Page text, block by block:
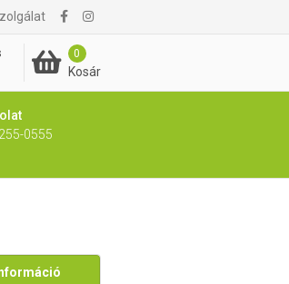
0
Kosár
0555
4 990 Ft